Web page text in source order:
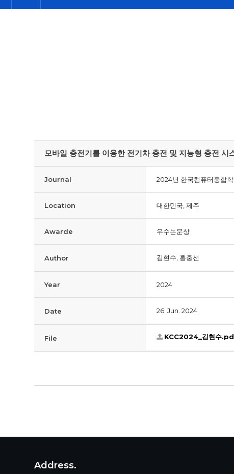
모바일 충전기를 이용한 전기차 충전 및 지능형 충전 시
Journal 2024년 한국컴퓨터종합
Location 대한민국, 제주
Awarde 우수논문상
Author 김현수, 홍충선
Year 2024
Date 26. Jun. 2024
File KCC2024_김현수
Address.